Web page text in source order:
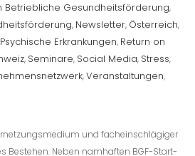
Betriebliche Gesundheitsförderung,
, Newsletter, Österreich,
Psychische Erkrankungen, Return on
, Seminare, Social Media, Stress,
,Veranstaltungen,
Vernetzungsmedium und facheinschlägiger
Bestehen. Neben namhaften BGF-Start-